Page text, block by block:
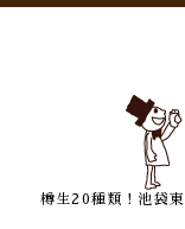
樽生20種類！池袋